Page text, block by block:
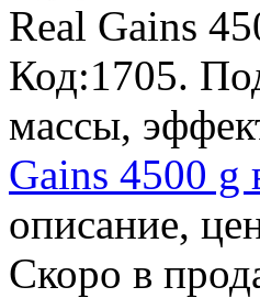
Real Gains
Код:1705.
массы,
Gains 4500 g
описание,
Скоро в